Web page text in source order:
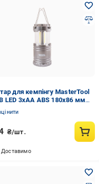
для кемпінгу MasterTool
LED 3хAA ABS 180х86 мм
₴/шт.
Доставимо